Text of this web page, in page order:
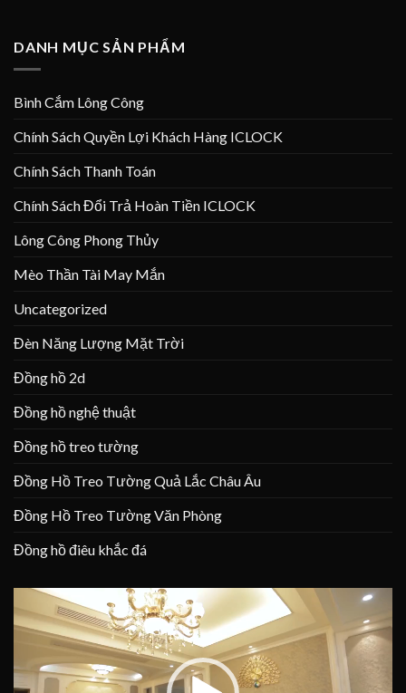
DANH MỤC SẢN PHẨM
Bình Cắm Lông Công
Chính Sách Quyền Lợi Khách Hàng ICLOCK
Chính Sách Thanh Toán
Chính Sách Đổi Trả Hoàn Tiền ICLOCK
Lông Công Phong Thủy
Mèo Thần Tài May Mắn
Uncategorized
Đèn Năng Lượng Mặt Trời
Đồng hồ 2d
Đồng hồ nghệ thuật
Đồng hồ treo tường
Đồng Hồ Treo Tường Quả Lắc Châu Âu
Đồng Hồ Treo Tường Văn Phòng
Đồng hồ điêu khắc đá
Trình
chơi